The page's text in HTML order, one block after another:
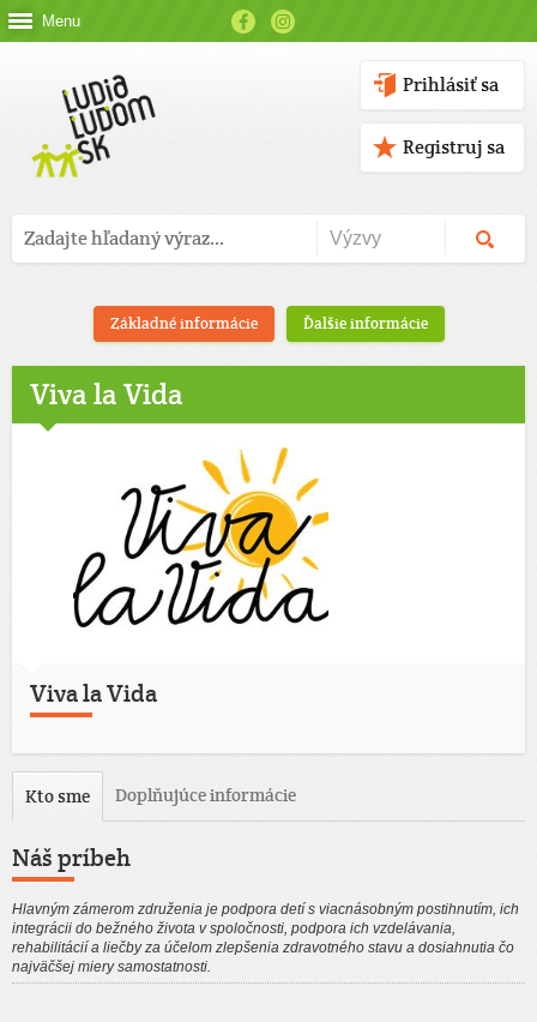
Menu
Prihlásiť sa
Registruj sa
Základné informácie Ďalšie informácie
Viva la Vida
Viva la Vida
Kto sme Doplňujúce informácie
Náš príbeh
Hlavným zámerom združenia je podpora detí s viacnásobným postihnutím, ich
integrácii do bežného života v spoločnosti, podpora ich vzdelávania,
rehabilitácií a liečby za účelom zlepšenia zdravotného stavu a dosiahnutia čo
najväčšej miery samostatnosti.